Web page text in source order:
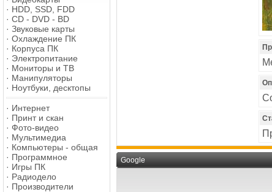
· HDD, SSD, FDD
· CD - DVD - BD
· Звуковые карты
· Охлаждение ПК
· Корпуса ПК
· Электропитание
· Мониторы и ТВ
· Манипуляторы
· Ноутбуки, десктопы
· Интернет
· Принт и скан
· Фото-видео
· Мультимедиа
· Компьютеры - общая
· Программное
· Игры ПК
· Радиодело
· Производители
Google